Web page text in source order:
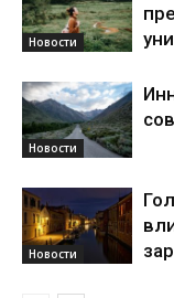
Новости
Новости
Новости